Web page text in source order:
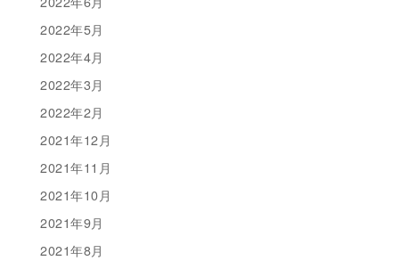
2022年5月
2022年4月
2022年3月
2022年2月
2021年12月
2021年11月
2021年10月
2021年9月
2021年8月